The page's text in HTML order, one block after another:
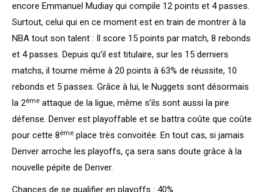
encore Emmanuel Mudiay qui compile 12 points et 4 passes.
Surtout, celui qui en ce moment est en train de montrer à la
NBA tout son talent : Il score 15 points par match, 8 rebonds
et 4 passes. Depuis qu’il est titulaire, sur les 15 derniers
matchs, il tourne même à 20 points à 63% de réussite, 10
rebonds et 5 passes. Grâce à lui, le Nuggets sont désormais
la 2ème attaque de la ligue, même s’ils sont aussi la pire
défense. Denver est playoffable et se battra coûte que coûte
pour cette 8ème place très convoitée. En tout cas, si jamais
Denver arroche les playoffs, ça sera sans doute grâce à la
nouvelle pépite de Denver.
Chances de se qualifier en playoffs : 40%